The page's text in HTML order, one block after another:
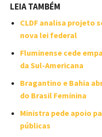
LEIA TAMBÉM
CLDF analisa projeto
nova lei federal
Fluminense cede
da Sul-Americana
Bragantino e Bahia
do Brasil Feminina
Ministra pede apoio
públicas